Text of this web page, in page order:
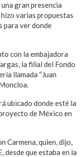
gran presencia
varias propuestas
para ver donde
con la embajadora
la filial del Fondo
llamada “Juan
ubicado donde esté la
de México en
Carmena, quien, dijo,
desde que estaba en la